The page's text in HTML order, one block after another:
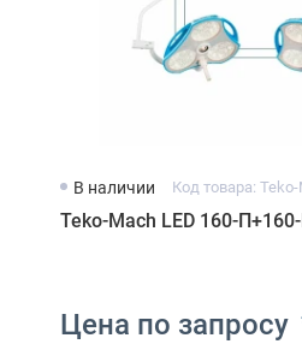
В наличии Код товара:
Teko-Mach LED 160-
Цена по запросу